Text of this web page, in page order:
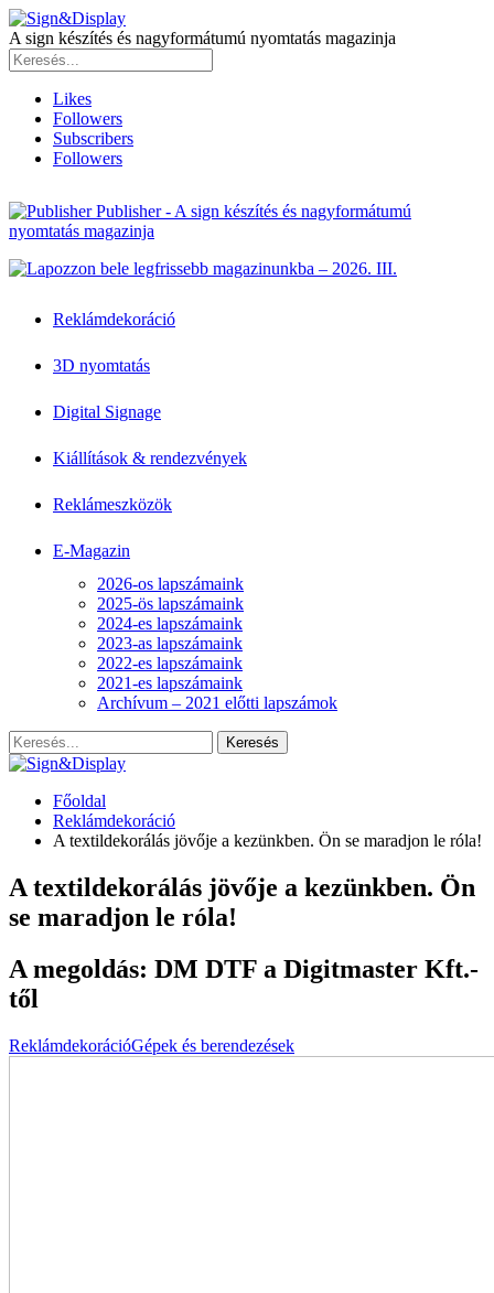
A sign készítés és nagyformátumú nyomtatás magazinja
Likes
Followers
Subscribers
Followers
Publisher - A sign készítés és nagyformátumú
nyomtatás magazinja
Reklámdekoráció
3D nyomtatás
Digital Signage
Kiállítások & rendezvények
Reklámeszközök
E-Magazin
2026-os lapszámaink
2025-ös lapszámaink
2024-es lapszámaink
2023-as lapszámaink
2022-es lapszámaink
2021-es lapszámaink
Archívum – 2021 előtti lapszámok
Főoldal
Reklámdekoráció
A textildekorálás jövője a kezünkben. Ön se maradjon le róla!
A textildekorálás jövője a kezünkben. Ön
se maradjon le róla!
A megoldás: DM DTF a Digitmaster Kft.-
től
ReklámdekorációGépek és berendezések